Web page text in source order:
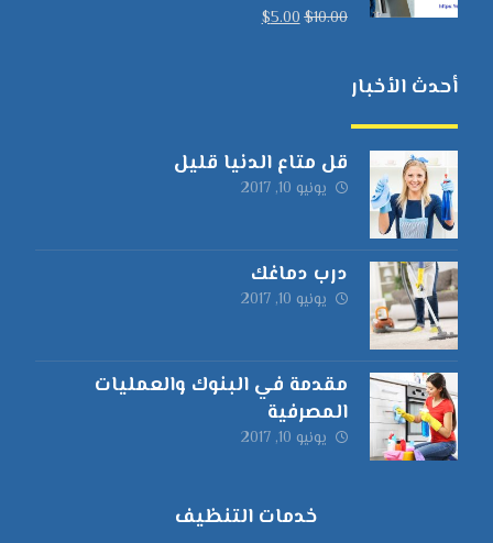
$10.00
$5.00
أحدث الأخبار
قل متاع الدنيا قليل
يونيو 10, 2017
درب دماغك
يونيو 10, 2017
مقدمة في البنوك والعمليات
المصرفية
يونيو 10, 2017
خدمات التنظيف